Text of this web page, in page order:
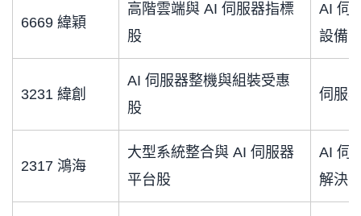
6669 緯穎
高階雲端與 AI 伺服器指標
股
AI 伺
設備
3231 緯創
AI 伺服器整機與組裝受惠
股
伺服
2317 鴻海
大型系統整合與 AI 伺服器
平台股
AI 伺
解決